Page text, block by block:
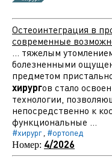
Остеоинтеграция в
современные
... тяжелым
болезненными
предметом
хирургов стало
технологии,
непосредственно к
функциональные ...
#хирург, #ортопед
Номер: 4/2026